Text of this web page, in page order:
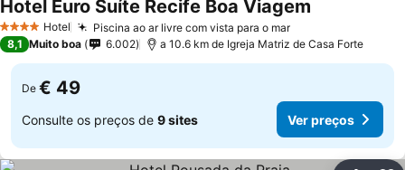
4 EstrelasHotel Piscina ao ar livre com vista para o mar
Hotel Euro Suíte Recife Boa Viagem
8,1 Muito boa 6.002 a 10.6 km de Igreja Matriz de Casa Forte
De € 49
Consulte os preços de 9 sites Ver preços